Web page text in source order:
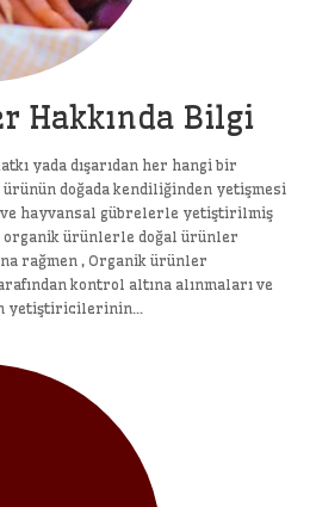
Hakkında Bilgi
yada dışarıdan her hangi bir
doğada kendiliğinden yetişmesi
ve hayvansal gübrelerle yetiştirilmiş
ürünlerle doğal ürünler
rağmen , Organik ürünler
kontrol altına alınmaları ve
yetiştiricilerinin…